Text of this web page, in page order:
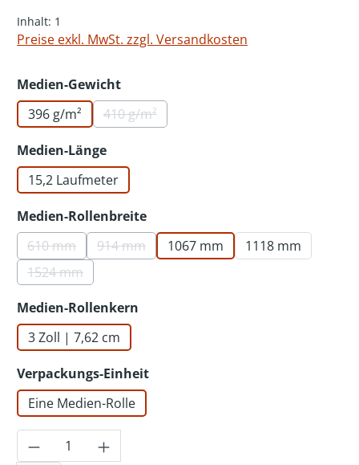
Inhalt: 1
Preise exkl. MwSt. zzgl. Versandkosten
Medien-Gewichtauswählen
396 g/m²
410 g/m²(Diese Option ist zurzeit nicht verfügbar.)
Medien-Längeauswählen
15,2 Laufmeter
Medien-Rollenbreiteauswählen
610 mm(Diese Option ist zurzeit nicht verfügbar.)
914 mm(Diese Option ist zurzeit nicht verfügbar.)
1067 mm
1118 mm
1524 mm(Diese Option ist zurzeit nicht verfügbar.)
Medien-Rollenkern
3 Zoll | 7,62 cm
Verpackungs-Einheitauswählen
Eine Medien-Rolle
Produkt Anzahl: Gib den gewünschten